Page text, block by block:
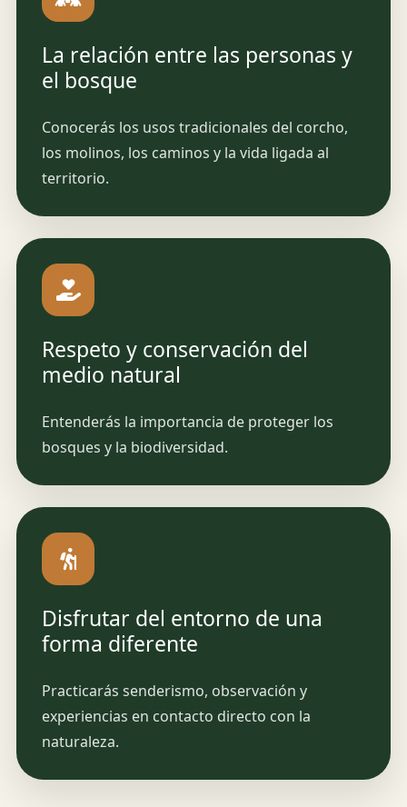
La relación entre las personas y
el bosque
Conocerás los usos tradicionales del corcho,
los molinos, los caminos y la vida ligada al
territorio.
Respeto y conservación del
medio natural
Entenderás la importancia de proteger los
bosques y la biodiversidad.
Disfrutar del entorno de una
forma diferente
Practicarás senderismo, observación y
experiencias en contacto directo con la
naturaleza.